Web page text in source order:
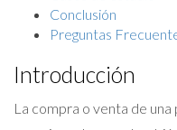
Conclusión
Preguntas
Introducción
La compra o venta de